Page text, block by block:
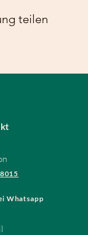
teilen
Whatsapp